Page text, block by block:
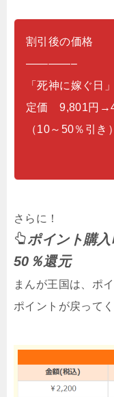
割引後の価格
————–
「死神に嫁ぐ日」
定価 9,801円
（10～50％引き）
さらに！
ポイント購
50％還元
まんが王国は、ポ
ポイントが戻って